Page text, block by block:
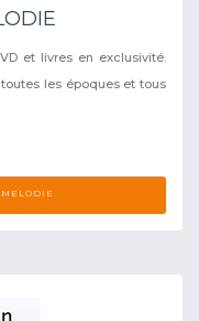
et livres en exclusivité.
les époques et tous